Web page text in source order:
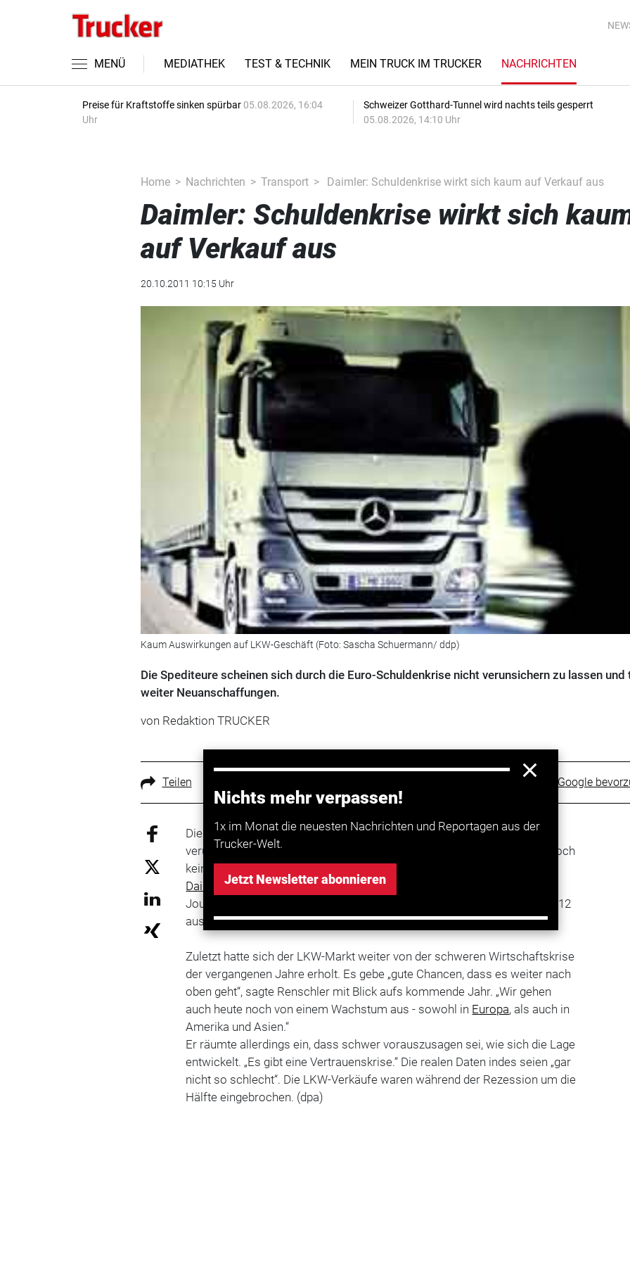
MENÜ MEDIATHEK TEST & TECHNIK MEIN TRUCK IM TRUCKER NACHRICHTEN
Preise für Kraftstoffe sinken spürbar 05.08.2026, 16:04
Uhr
Schweizer Gotthard-Tunnel wird nachts teils gesperrt
05.08.2026, 14:10 Uhr
Home Nachrichten Transport Daimler: Schuldenkrise wirkt sich kaum auf Verkauf aus
Daimler: Schuldenkrise wirkt sich
auf Verkauf aus
20.10.2011 10:15 Uhr
Kaum Auswirkungen auf LKW-Geschäft (Foto: Sascha Schuermann/ ddp)
Die Spediteure scheinen sich durch die Euro-Schuldenkrise nicht verunsichern zu lassen und
weiter Neuanschaffungen.
von Redaktion TRUCKER
Teilen Trucker bei Google
Nichts mehr verpassen!
1x im Monat die neuesten Nachrichten und Reportagen aus der
Trucker-Welt.
Jetzt Newsletter abonnieren
Die Spediteure scheinen sich durch die Euro-Schuldenkrise nicht
verunsichern zu lassen und tätigen weiter Neuanschaffungen. „Es gibt noch
keine starken Auswirkungen auf unser Lastwagen-Geschäft“, sagte
Daimler-Spartenchef Andreas Renschler am späten Dienstag vor
Journalisten in New York. „Unsere Produktion ist bis ins erste Quartal 2012
ausgelastet.“
Zuletzt hatte sich der LKW-Markt weiter von der schweren Wirtschaftskrise
der vergangenen Jahre erholt. Es gebe „gute Chancen, dass es weiter nach
oben geht“, sagte Renschler mit Blick aufs kommende Jahr. „Wir gehen
auch heute noch von einem Wachstum aus - sowohl in Europa, als auch in
Amerika und Asien.“
Er räumte allerdings ein, dass schwer vorauszusagen sei, wie sich die Lage
entwickelt. „Es gibt eine Vertrauenskrise.“ Die realen Daten indes seien „gar
nicht so schlecht“. Die LKW-Verkäufe waren während der Rezession um die
Hälfte eingebrochen. (dpa)